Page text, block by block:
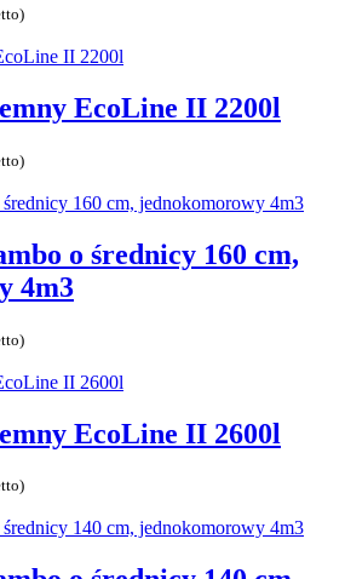
EcoLine II 2200l
o średnicy 160 cm,
4m3
EcoLine II 2600l